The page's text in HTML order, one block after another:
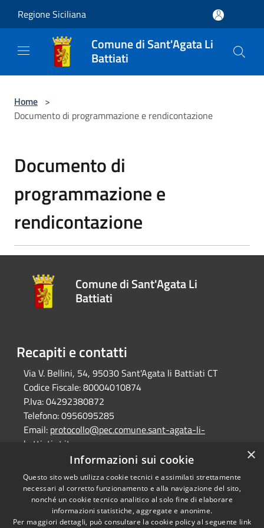
Regione Siciliana
Comune di Sant'Agata Li
Battiati
Home >
Documento di programmazione e rendicontazione
Documento di
programmazione e
rendicontazione
Comune di Sant'Agata Li
Battiati
Recapiti e contatti
Via V. Bellini, 54, 95030 Sant'Agata li Battiati CT
Codice Fiscale:80004010874
P.Iva:04292380872
Telefono:0956095285
Email: protocollo@pec.comune.sant-agata-li-
battiati.ct.it
protocollo@pec.comune.sant-agata-li-
battiati.ct.it
Copyright © 2026 • Comune di
×
Informazioni sui cookie
Questo sito web utilizza cookie tecnici e assimilati strettamente
necessari al corretto funzionamento e alla navigazione del sito,
nonché un cookie tecnico analitico al solo fine di elaborare
informazioni statistiche, aggregate e anonime.
Per maggiori dettagli, può consultare la cookie policy al seguente link